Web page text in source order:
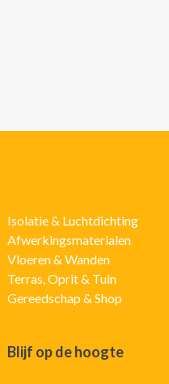
Isolatie & Luchtdichting
Afwerkingsmaterialen
Vloeren & Wanden
Terras, Oprit & Tuin
Gereedschap & Shop
Blijf op de hoogte